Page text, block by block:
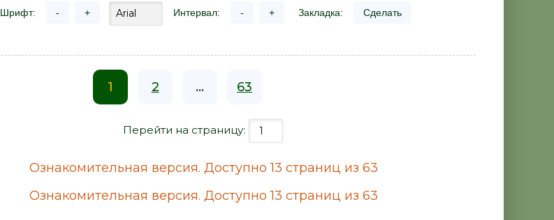
Шрифт: - + Интервал: - + Закладка: Сделать
1 2 ... 63
Перейти на страницу:
Ознакомительная версия. Доступно 13 страниц из 63
Ознакомительная версия. Доступно 13 страниц из 63